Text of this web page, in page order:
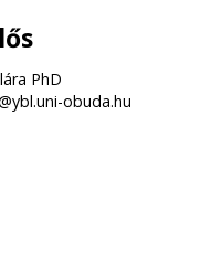
PhD
obuda.hu